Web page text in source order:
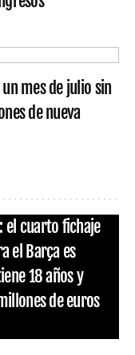
mes de julio sin
de nueva
el cuarto fichaje
el Barça es
18 años y
de euros